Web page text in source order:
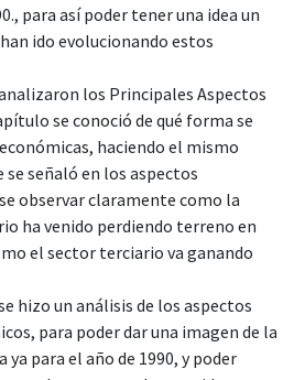
para así poder tener una idea un
ido evolucionando estos
los Principales Aspectos
se conoció de qué forma se
haciendo el mismo
señaló en los aspectos
observar claramente como la
ha venido perdiendo terreno en
el sector terciario va ganando
hizo un análisis de los aspectos
para poder dar una imagen de la
para el año de 1990, y poder